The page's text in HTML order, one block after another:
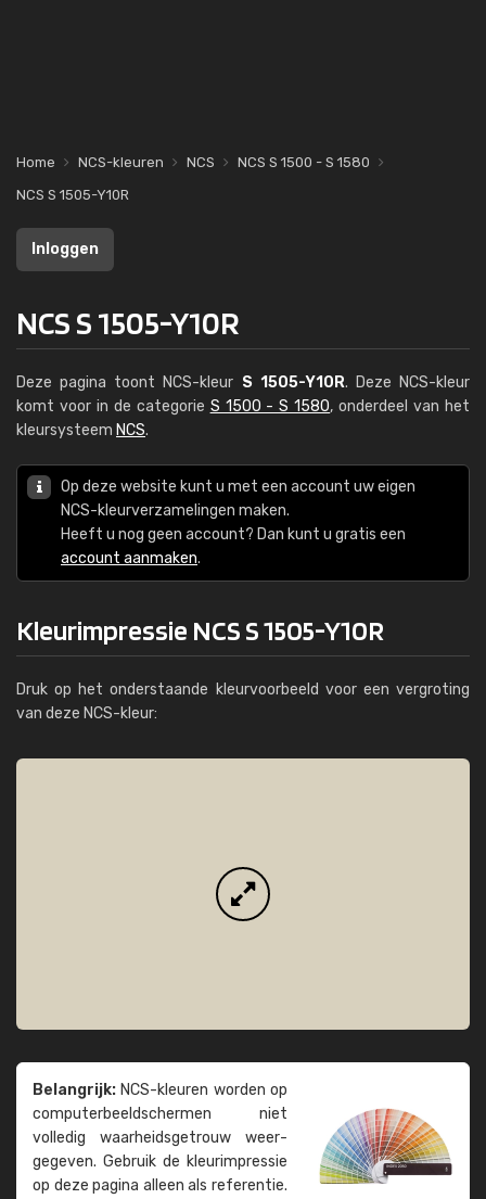
Home NCS-kleuren NCS
NCS S 1500 - S 1580
NCS S 1505-Y10R
Inloggen
NCS S 1505-Y10R
Deze pagina toont NCS-kleur S 1505-Y10R. Deze NCS-kleur
komt voor in de categorie S 1500 - S 1580, onderdeel van het
kleursysteem NCS.
Op deze website kunt u met een account uw eigen
NCS-kleurverzamelingen maken.
Heeft u nog geen account? Dan kunt u gratis een
account aanmaken.
Kleurimpressie NCS S 1505-Y10R
Druk op het onderstaande kleurvoorbeeld voor een vergroting
van deze NCS-kleur:
Belangrijk: NCS-kleuren worden op
computer­beeld­schermen niet
volledig waarheids­­getrouw weer­
gegeven. Gebruik de kleur­impressie
op deze pagina alleen als referentie.